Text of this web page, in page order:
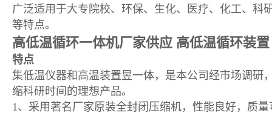
广泛适用于大专院校、环保、生化、医疗、化工、科
等特点。
高低温循环一体机厂家供应 高低温循环装
特点
集低温仪器和高温装置昱一体，是本公司经市场调研
缩科研时间的理想产品。
1、采用著名厂家原装全封闭压缩机，性能良好，质量